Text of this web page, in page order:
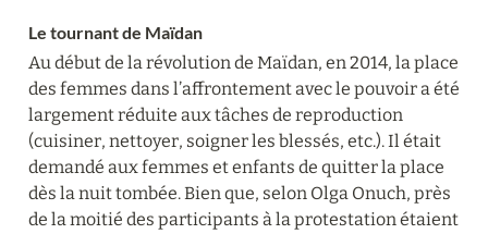
Le tournant de Maïdan
Au début de la révolution de Maïdan, en 2014, la place
des femmes dans l’affrontement avec le pouvoir a été
largement réduite aux tâches de reproduction
(cuisiner, nettoyer, soigner les blessés, etc.). Il était
demandé aux femmes et enfants de quitter la place
dès la nuit tombée. Bien que, selon Olga Onuch, près
de la moitié des participants à la protestation étaient